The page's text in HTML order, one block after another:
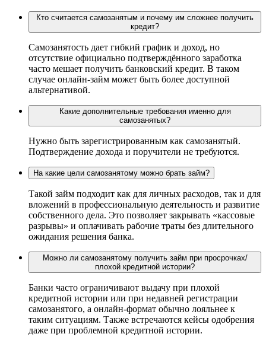
Кто считается самозанятым и почему им сложнее получить
кредит?
Самозанятость дает гибкий график и доход, но
отсутствие официально подтверждённого заработка
часто мешает получить банковский кредит. В таком
случае онлайн‑займ может быть более доступной
альтернативой.
Какие дополнительные требования именно для
самозанятых?
Нужно быть зарегистрированным как самозанятый.
Подтверждение дохода и поручители не требуются.
На какие цели самозанятому можно брать займ?
Такой займ подходит как для личных расходов, так и для
вложений в профессиональную деятельность и развитие
собственного дела. Это позволяет закрывать «кассовые
разрывы» и оплачивать рабочие траты без длительного
ожидания решения банка.
Можно ли самозанятому получить займ при просрочках/
плохой кредитной истории?
Банки часто ограничивают выдачу при плохой
кредитной истории или при недавней регистрации
самозанятого, а онлайн‑формат обычно лояльнее к
таким ситуациям. Также встречаются кейсы одобрения
даже при проблемной кредитной истории.